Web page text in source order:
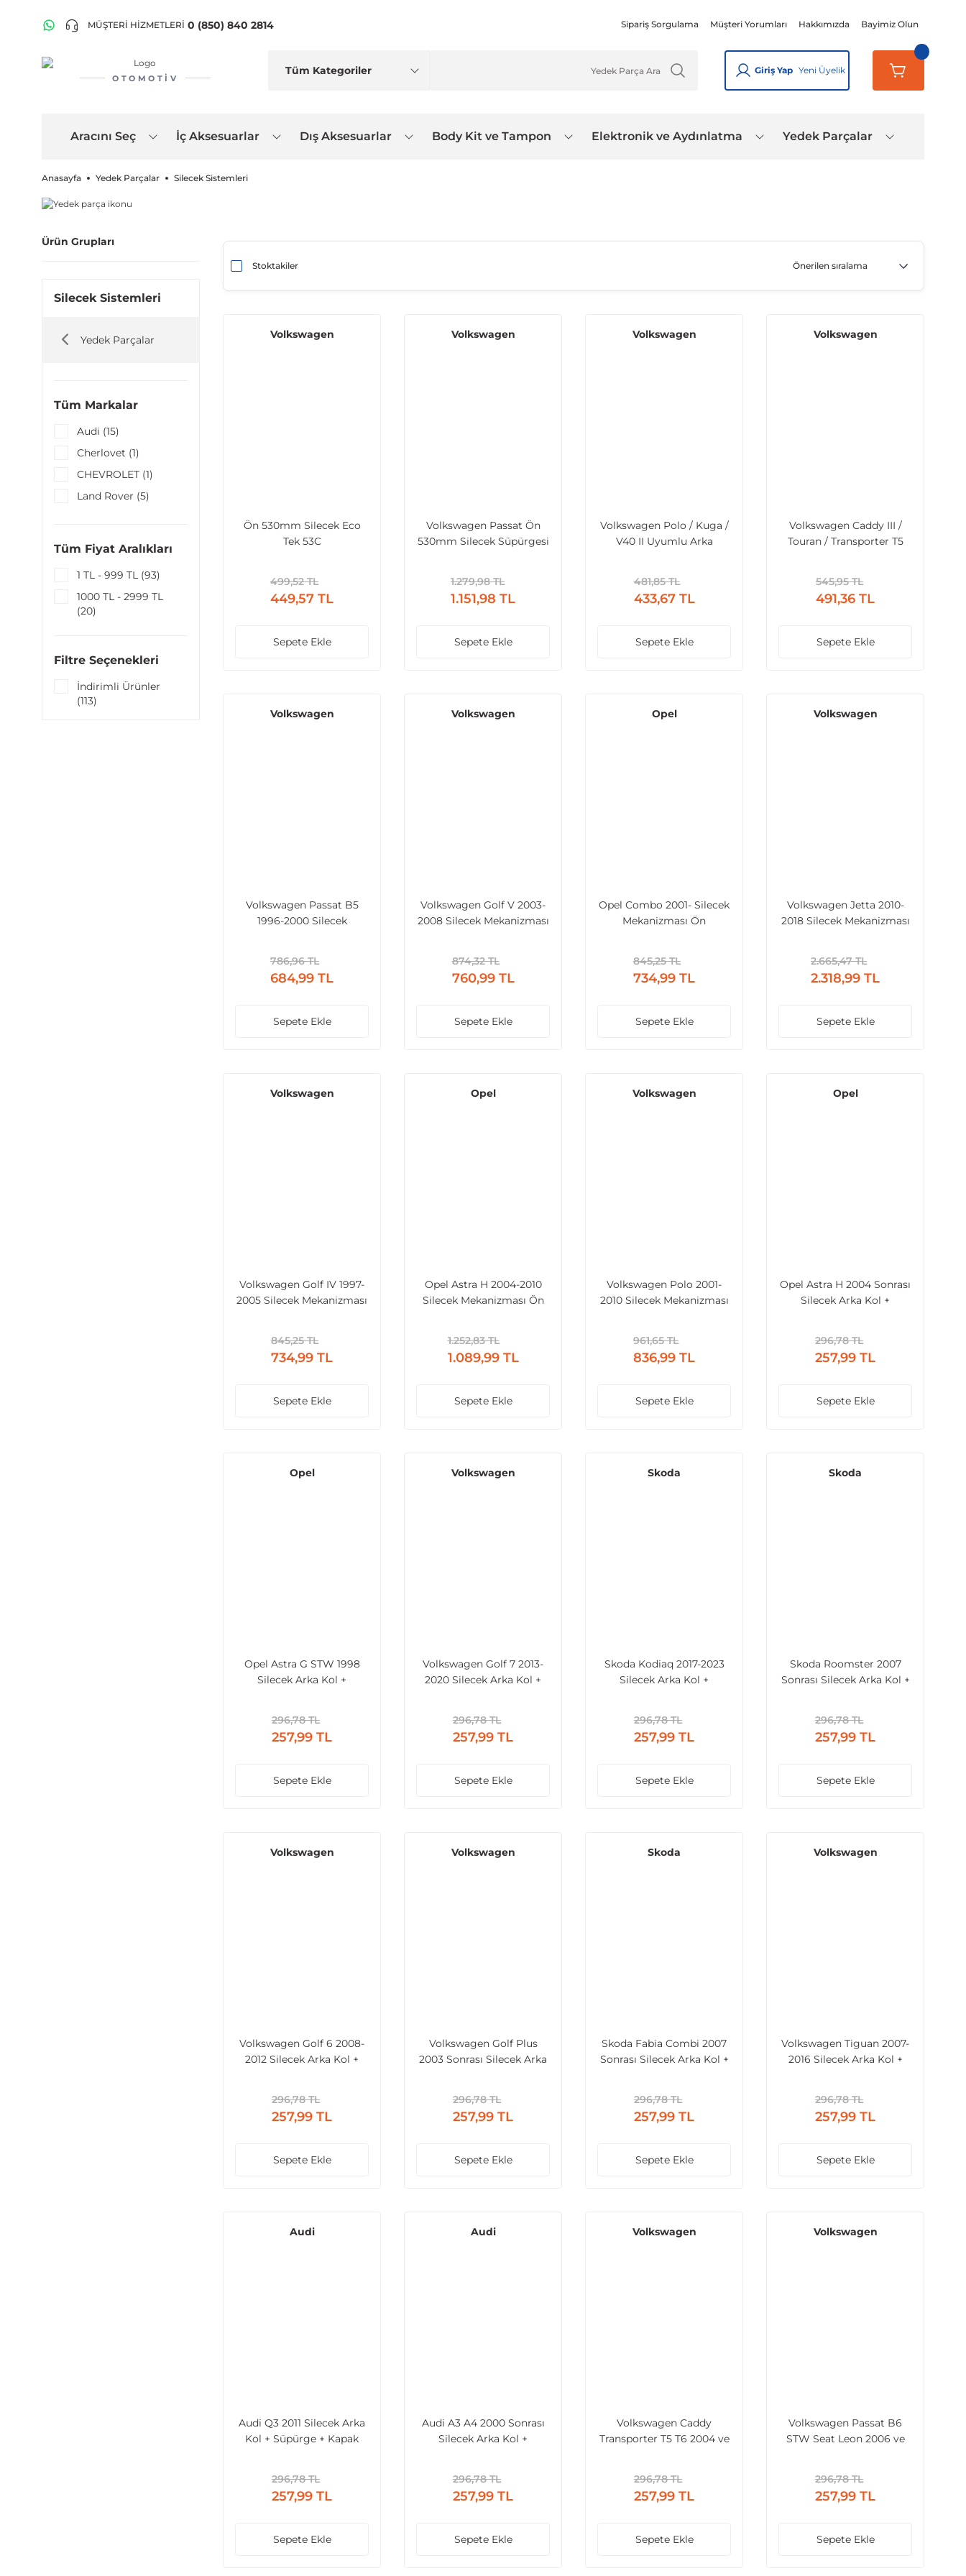
MÜŞTERİ HİZMETLERİ 0 (850) 840 2814 Sipariş Sorgulama Müşteri Yorumları Hakkımızda Bayimiz Olun
OTOMOTIV
Giriş Yap Yeni Üyelik
Aracını Seç İç Aksesuarlar Dış Aksesuarlar Body Kit ve Tampon Elektronik ve Aydınlatma Yedek Parçalar
Anasayfa Yedek Parçalar Silecek Sistemleri
Ürün Grupları
Silecek Sistemleri
Yedek Parçalar
Tüm Markalar
Audi (15)
Cherlovet (1)
CHEVROLET (1)
Land Rover (5)
Seat (8)
Skoda (12)
Tüm Fiyat Aralıkları
1 TL - 999 TL (93)
1000 TL - 2999 TL
(20)
Filtre Seçenekleri
İndirimli Ürünler
(113)
Stoktakiler
Volkswagen
Ön 530mm Silecek Eco
Tek 53C
499,52 TL
449,57 TL
Sepete Ekle
Volkswagen
Volkswagen Passat Ön
530mm Silecek Süpürgesi
1.279,98 TL
1.151,98 TL
Sepete Ekle
Volkswagen
Volkswagen Polo / Kuga /
V40 II Uyumlu Arka
481,85 TL
433,67 TL
Sepete Ekle
Volkswagen
Volkswagen Caddy III /
Touran / Transporter T5
Aerotwin
545,95 TL
491,36 TL
Sepete Ekle
Volkswagen
Volkswagen Passat B5
1996-2000 Silecek
2000
786,96 TL
684,99 TL
Sepete Ekle
Volkswagen
Volkswagen Golf V 2003-
2008 Silecek Mekanizması
Jetta III 2004-2010
874,32 TL
760,99 TL
Sepete Ekle
Opel
Opel Combo 2001- Silecek
Mekanizması Ön
845,25 TL
734,99 TL
Sepete Ekle
Volkswagen
Volkswagen Jetta 2010-
2018 Silecek Mekanizması
2.665,47 TL
2.318,99 TL
Sepete Ekle
Volkswagen
Volkswagen Golf IV 1997-
2005 Silecek Mekanizması
845,25 TL
734,99 TL
Sepete Ekle
Opel
Opel Astra H 2004-2010
Silecek Mekanizması Ön
1.252,83 TL
1.089,99 TL
Sepete Ekle
Volkswagen
Volkswagen Polo 2001-
2010 Silecek Mekanizması
961,65 TL
836,99 TL
Sepete Ekle
Opel
Opel Astra H 2004 Sonrası
Silecek Arka Kol +
296,78 TL
257,99 TL
Sepete Ekle
Opel
Opel Astra G STW 1998
Silecek Arka Kol +
296,78 TL
257,99 TL
Sepete Ekle
Volkswagen
Volkswagen Golf 7 2013-
2020 Silecek Arka Kol +
296,78 TL
257,99 TL
Sepete Ekle
Skoda
Skoda Kodiaq 2017-2023
Silecek Arka Kol +
296,78 TL
257,99 TL
Sepete Ekle
Skoda
Skoda Roomster 2007
Sonrası Silecek Arka Kol +
296,78 TL
257,99 TL
Sepete Ekle
Volkswagen
Volkswagen Golf 6 2008-
2012 Silecek Arka Kol +
296,78 TL
257,99 TL
Sepete Ekle
Volkswagen
Volkswagen Golf Plus
2003 Sonrası Silecek Arka
296,78 TL
257,99 TL
Sepete Ekle
Skoda
Skoda Fabia Combi 2007
Sonrası Silecek Arka Kol +
296,78 TL
257,99 TL
Sepete Ekle
Volkswagen
Volkswagen Tiguan 2007-
2016 Silecek Arka Kol +
296,78 TL
257,99 TL
Sepete Ekle
Audi
Audi Q3 2011 Silecek Arka
Kol + Süpürge + Kapak
296,78 TL
257,99 TL
Sepete Ekle
Audi
Audi A3 A4 2000 Sonrası
Silecek Arka Kol +
296,78 TL
257,99 TL
Sepete Ekle
Volkswagen
Volkswagen Caddy
Transporter T5 T6 2004 ve
296,78 TL
257,99 TL
Sepete Ekle
Volkswagen
Volkswagen Passat B6
STW Seat Leon 2006 ve
296,78 TL
257,99 TL
Sepete Ekle